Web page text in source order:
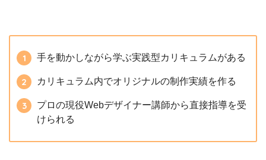
手を動かしながら学ぶ実践型カリキュラムがある
カリキュラム内でオリジナルの制作実績を作る
プロの現役Webデザイナー講師から直接指導を受
けられる